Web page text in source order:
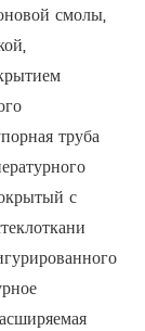
смолы,
труба
с